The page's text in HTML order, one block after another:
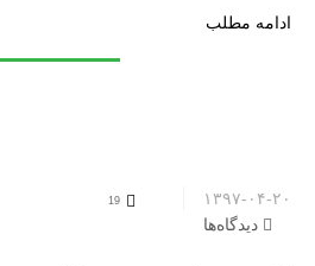
ادامه مطلب
۱۳۹۷-۰۴-۲۰
دیدگاه‌هابرای کافه نون: انیمیشن موزیکال